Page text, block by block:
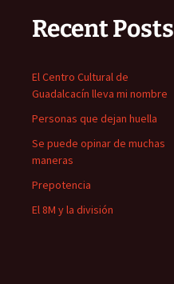
Recent Posts
El Centro Cultural de
Guadalcacín lleva mi nombre
Personas que dejan huella
Se puede opinar de muchas
maneras
Prepotencia
El 8M y la división